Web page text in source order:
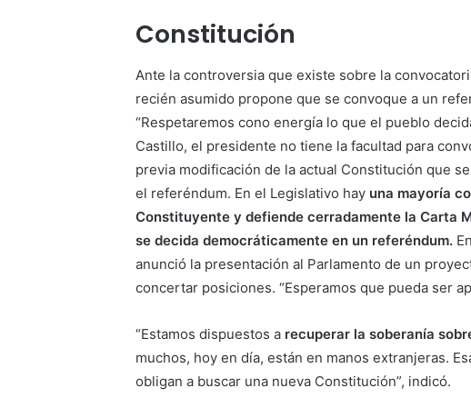
Constitución
Ante la controversia que existe sobre la
recién asumido propone que se convoque a un
“Respetaremos cono energía lo que el pueblo
Castillo, el presidente no tiene la facultad para
previa modificación de la actual Constitución que
el referéndum. En el Legislativo hay una mayoría
Constituyente y defiende cerradamente la Carta
se decida democráticamente en un referéndum.
anunció la presentación al Parlamento de un
concertar posiciones. “Esperamos que pueda ser
“Estamos dispuestos a recuperar la soberanía
muchos, hoy en día, están en manos extranjeras.
obligan a buscar una nueva Constitución”, indicó.